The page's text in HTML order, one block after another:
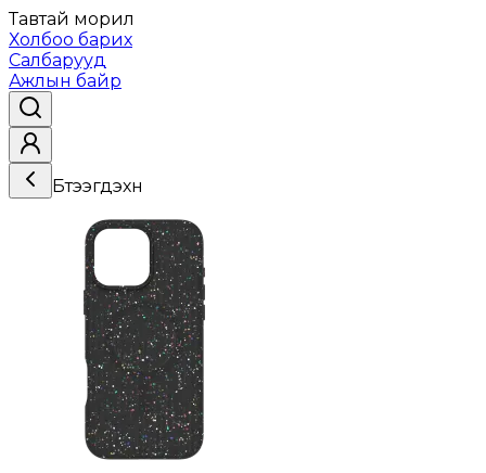
Тавтай морил
Холбоо барих
Салбарууд
Ажлын байр
Бүтээгдэхүүн